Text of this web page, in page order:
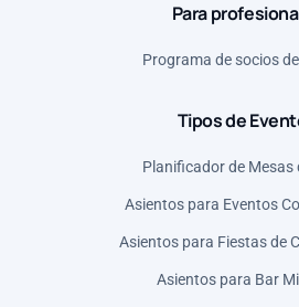
Para
Programa de socios
Tipos de
Planificador de Mesas
Asientos para Eventos
Asientos para Fiestas de
Asientos para Bar